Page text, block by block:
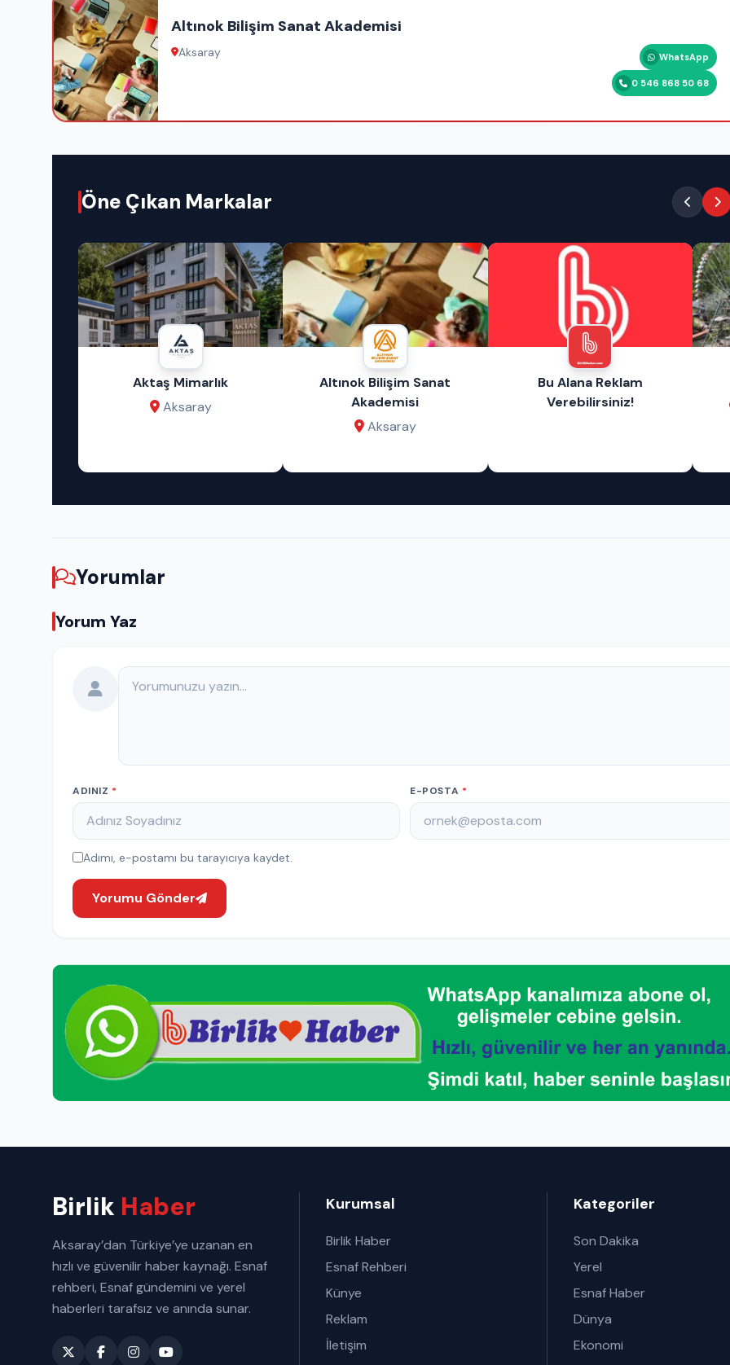
Altınok Bilişim Sanat Akademisi
Aksaray WhatsApp
0 546 868 50 68
Öne Çıkan Markalar
Altınok Bilişim Sanat
Akademisi
Bu Alana Reklam
Verebilirsiniz!
Çatlağın Yeri
Aksaray / Güzelyurt
Yorumlar
Yorum Yaz
Yorumunuz
ADINIZ * E-POSTA *
Adımı, e-postamı bu tarayıcıya kaydet.
Yorumu Gönder
Birlik Haber
Aksaray’dan Türkiye’ye uzanan en
hızlı ve güvenilir haber kaynağı. Esnaf
rehberi, Esnaf gündemini ve yerel
haberleri tarafsız ve anında sunar.
Kurumsal
Birlik Haber
Esnaf Rehberi
Künye
Reklam
İletişim
Kategoriler
Son Dakika
Yerel
Esnaf Haber
Dünya
Ekonomi